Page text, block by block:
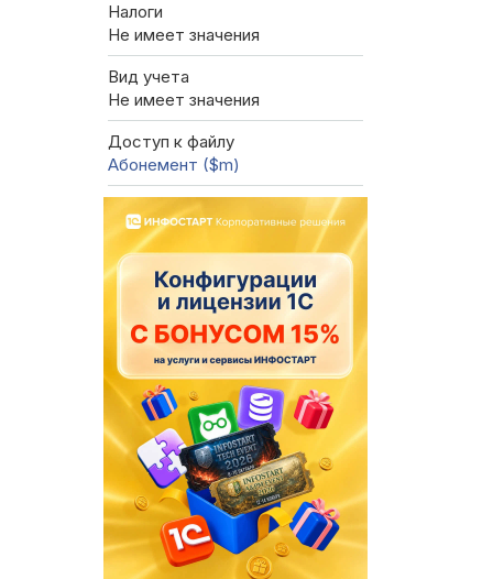
Налоги
Не имеет значения
Вид учета
Не имеет значения
Доступ к файлу
Абонемент ($m)